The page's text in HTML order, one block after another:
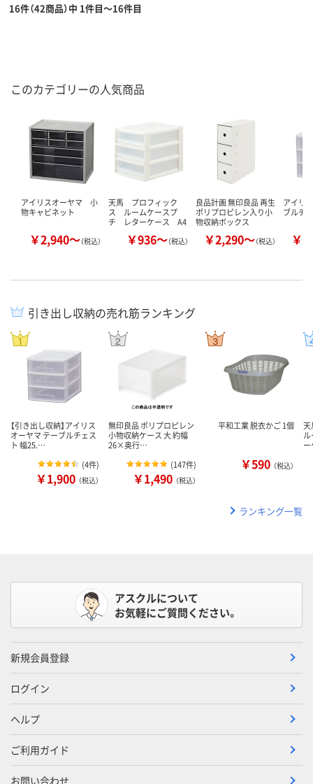
16件（42商品）中 1件目～16件目
このカテゴリーの人気商品
アイリスオーヤマ 小
物キャビネット
￥2,940～（税込）
天馬 プロフィック
ス ルームケースプ
チ レターケース A4
￥936～（税込）
良品計画 無印良品 再生
ポリプロピレン入り小
物収納ボックス
￥2,290～（税込）
アイリ
ブルチ
￥
引き出し収納の売れ筋ランキング
【引き出し収納】アイリス
オーヤマ テーブルチェス
ト 幅25.…
(4件)
￥1,900 （税込）
無印良品 ポリプロピレン
小物収納ケース 大 約幅
26×奥行…
(147件)
￥1,490 （税込）
平和工業 脱衣かご 1個
￥590 （税込）
ランキング一覧
アスクルについて
お気軽にご質問ください。
新規会員登録
ログイン
ヘルプ
ご利用ガイド
お問い合わせ